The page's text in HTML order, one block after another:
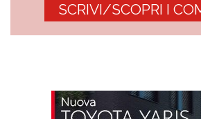
SCRIVI/SCOPRI I